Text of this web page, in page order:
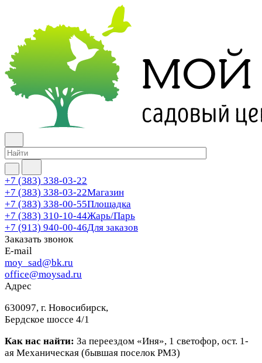
+7 (383) 338-03-22
+7 (383) 338-03-22Магазин
+7 (383) 338-00-55Площадка
+7 (383) 310-10-44Жарь/Парь
+7 (913) 940-00-46Для заказов
Заказать звонок
E-mail
moy_sad@bk.ru
office@moysad.ru
Адрес
630097, г. Новосибирск,
Бердское шоссе 4/1
Как нас найти: За переездом «Иня», 1 светофор, ост. 1-
ая Механическая (бывшая поселок РМЗ)